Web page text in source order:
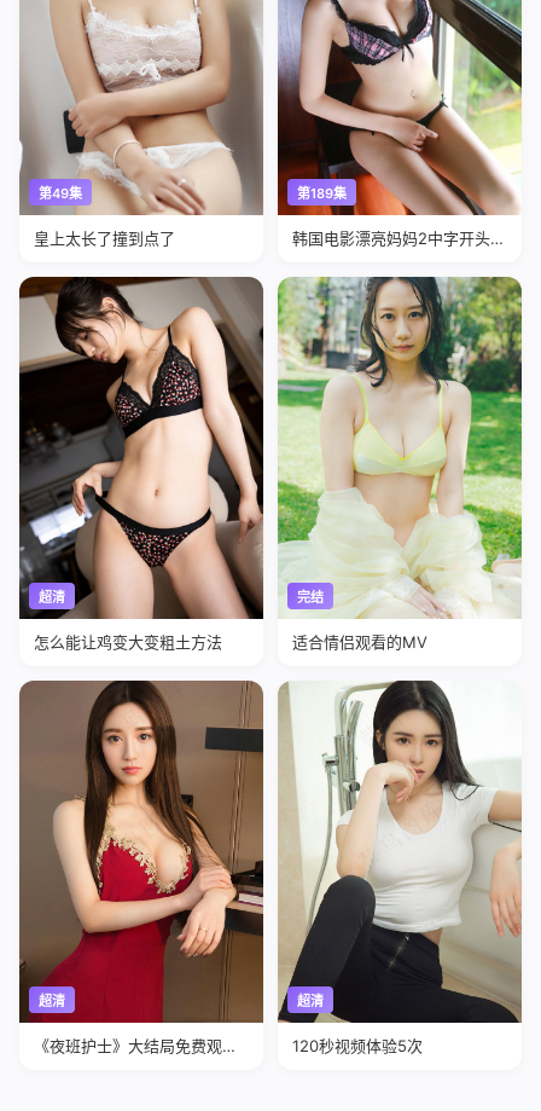
第49集
皇上太长了撞到点了
第189集
韩国电影漂亮妈妈2中字开头歌
超清
怎么能让鸡变大变粗土方法
完结
适合情侣观看的MV
超清
《夜班护士》大结局免费观看
超清
120秒视频体验5次